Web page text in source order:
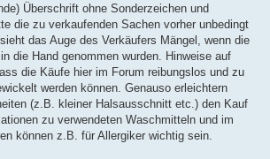
Überschrift ohne Sonderzeichen und
die zu verkaufenden Sachen vorher unbedingt
das Auge des Verkäufers Mängel, wenn die
die Hand genommen wurden. Hinweise auf
die Käufe hier im Forum reibungslos und zu
werden können. Genauso erleichtern
(z.B. kleiner Halsausschnitt etc.) den Kauf
zu verwendeten Waschmitteln und im
können z.B. für Allergiker wichtig sein.